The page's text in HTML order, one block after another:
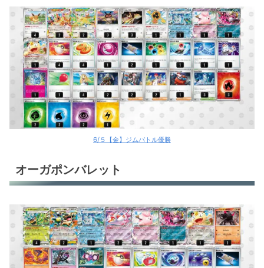
6/５【金】ジムバトル優勝
オーガポンバレット